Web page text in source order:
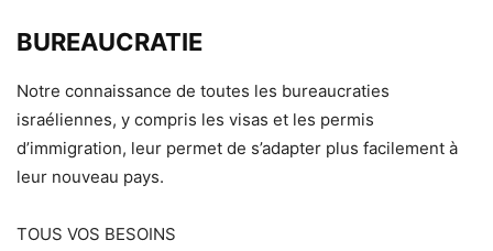
BUREAUCRATIE
Notre connaissance de toutes les bureaucraties
israéliennes, y compris les visas et les permis
d’immigration, leur permet de s’adapter plus facilement à
leur nouveau pays.
TOUS VOS BESOINS